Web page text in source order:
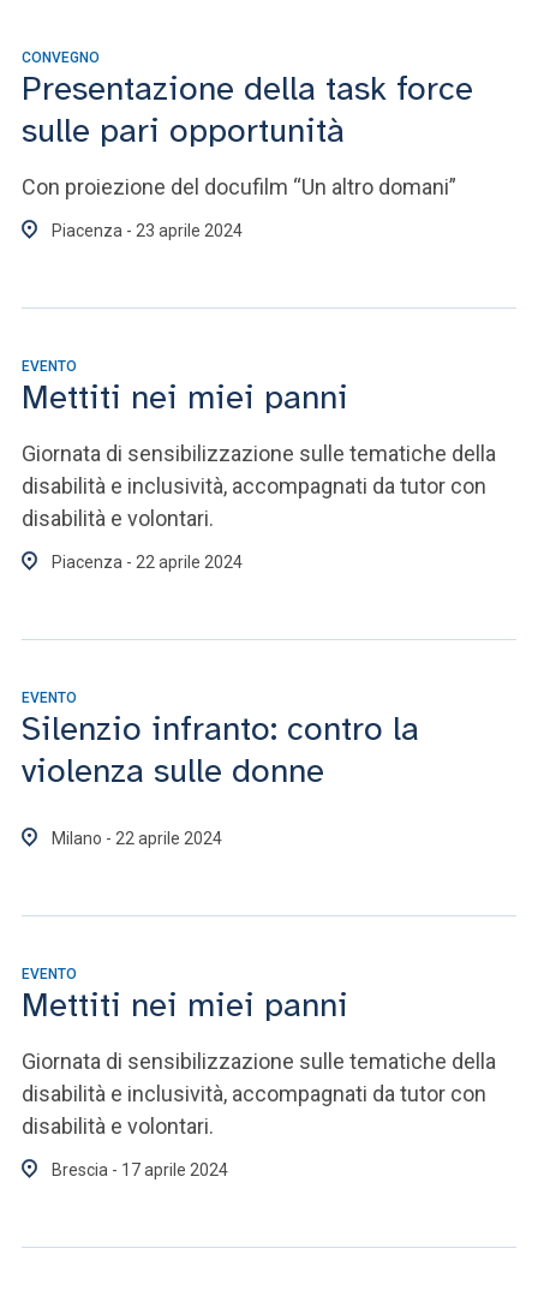
CONVEGNO
Presentazione della task force
sulle pari opportunità
Con proiezione del docufilm “Un altro domani”
Piacenza - 23 aprile 2024
EVENTO
Mettiti nei miei panni
Giornata di sensibilizzazione sulle tematiche della
disabilità e inclusività, accompagnati da tutor con
disabilità e volontari.
Piacenza - 22 aprile 2024
EVENTO
Silenzio infranto: contro la
violenza sulle donne
Milano - 22 aprile 2024
EVENTO
Mettiti nei miei panni
Giornata di sensibilizzazione sulle tematiche della
disabilità e inclusività, accompagnati da tutor con
disabilità e volontari.
Brescia - 17 aprile 2024